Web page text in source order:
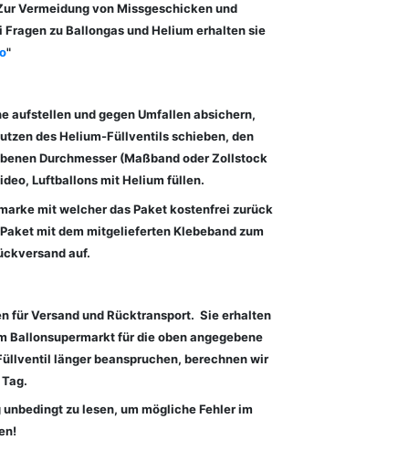
Vermeidung von Missgeschicken und
zu Ballongas und Helium erhalten sie
"
aufstellen und gegen Umfallen absichern,
des Helium-Füllventils schieben, den
Durchmesser (Maßband oder Zollstock
Luftballons mit Helium füllen.
mit welcher das Paket kostenfrei zurück
mit dem mitgelieferten Klebeband zum
auf.
für Versand und Rücktransport. Sie erhalten
Ballonsupermarkt für die oben angegebene
länger beanspruchen, berechnen wir
zu lesen, um mögliche Fehler im